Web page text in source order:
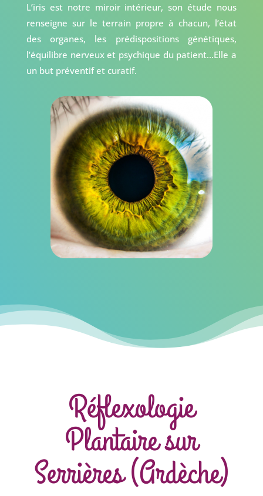
L’iris est notre miroir intérieur, son étude nous
renseigne sur le terrain propre à chacun, l’état
des organes, les prédispositions génétiques,
l’équilibre nerveux et psychique du patient…Elle a
un but préventif et curatif.
Réflexologie
Plantaire sur
Serrières (Ardèche)